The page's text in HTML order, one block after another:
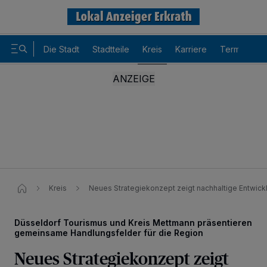
Die Stadt Stadtteile Kreis Karriere Termine
Kreis Neues Strategiekonzept zeigt nachhaltige
Düsseldorf Tourismus und Kreis Mettmann präsentieren
gemeinsame Handlungsfelder für die Region
Neues Strategiekonzept zeigt